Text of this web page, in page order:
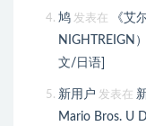
鸠 发表在
《艾
NIGHTREIGN
文/日语]
新用户 发表在
Mario Bros. U